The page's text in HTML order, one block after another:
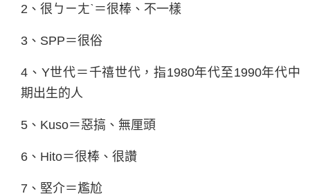
2、很ㄅㄧㄤˋ＝很棒、不一樣
3、SPP＝很俗
4、Y世代＝千禧世代，指1980年代至1990年代中
期出生的人
5、Kuso＝惡搞、無厘頭
6、Hito＝很棒、很讚
7、堅介＝尷尬